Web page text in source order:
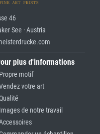
46
See · Austria
plus d'informations
Propre motif
Vendez votre art
Images de notre travail